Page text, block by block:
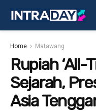
Home Matawang
Rupiah ‘All-
Sejarah,
Asia